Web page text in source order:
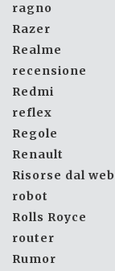
ragno
Razer
Realme
recensione
Redmi
reflex
Regole
Renault
Risorse dal web
robot
Rolls Royce
router
Rumor